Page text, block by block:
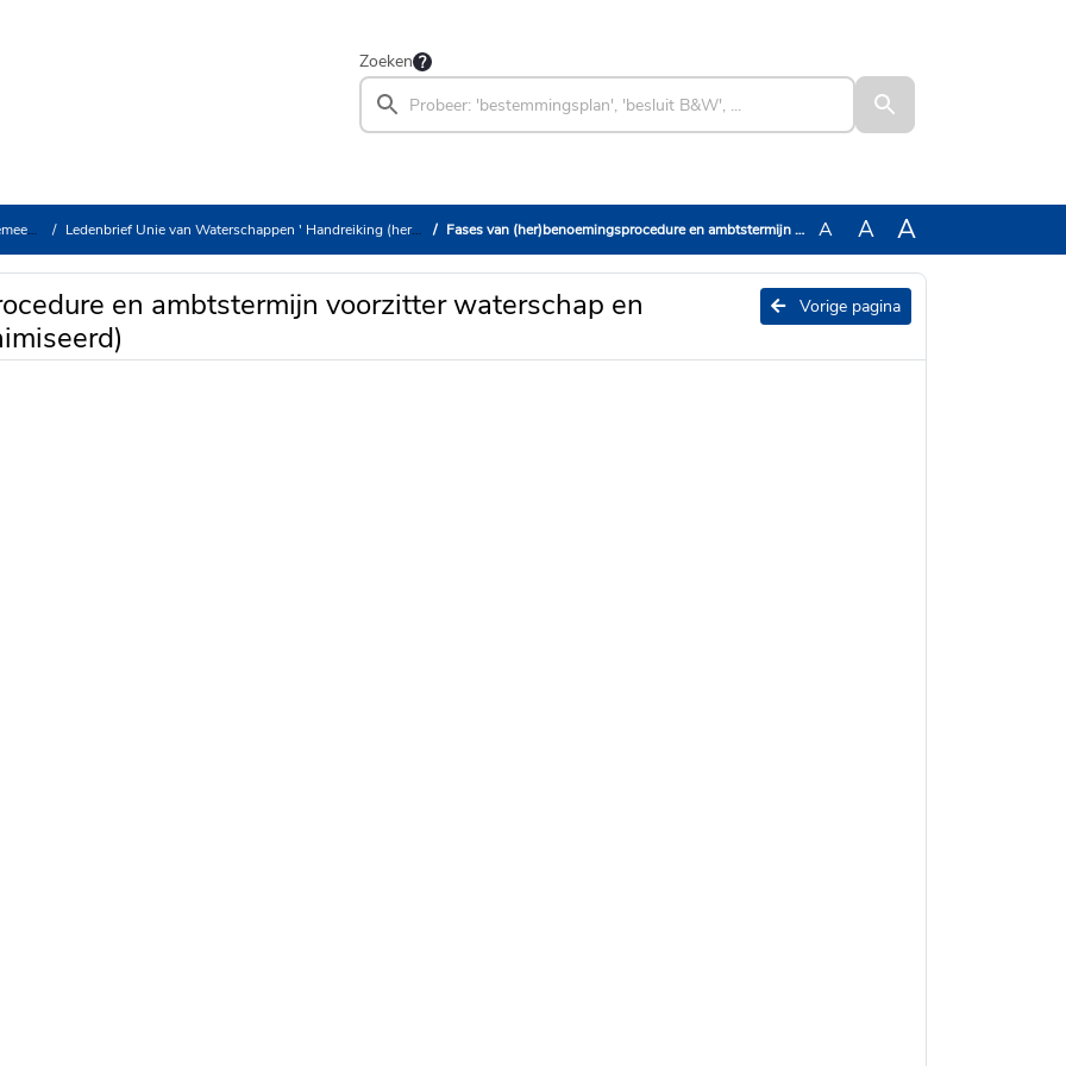
Zoeken
Ledenbrief Unie van Waterschappen ' Handreiking (her)benoemingsprocedure voorzitter waterschap Fases van (her)benoemingsprocedure en ambtstermijn voorzitter waterschap en hoogheemraadschap (geanonimiseerd) A A A
Vorige pagina
en ambtstermijn voorzitter waterschap en